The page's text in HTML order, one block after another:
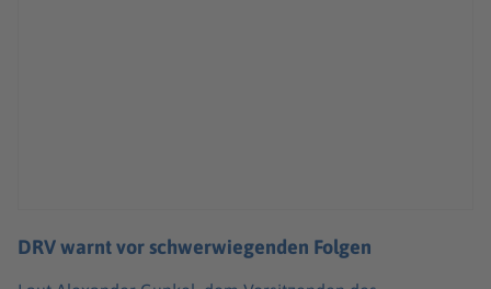
DRV warnt vor schwerwiegenden Folgen